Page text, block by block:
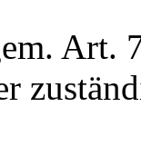
Art.